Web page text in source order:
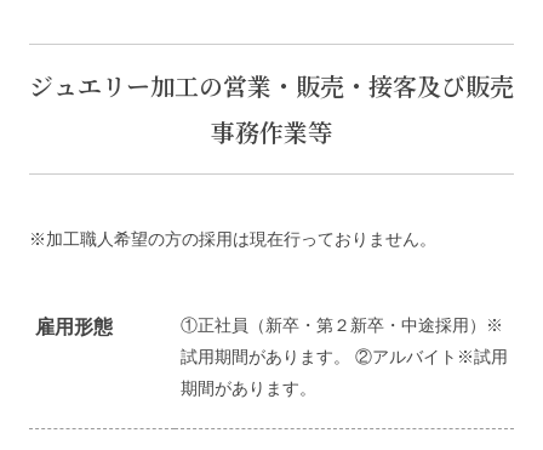
ジュエリー加工の営業・販売・接客及び販売
事務作業等
※加工職人希望の方の採用は現在行っておりません。
雇用形態
①正社員（新卒・第２新卒・中途採用）※
試用期間があります。 ②アルバイト※試用
期間があります。